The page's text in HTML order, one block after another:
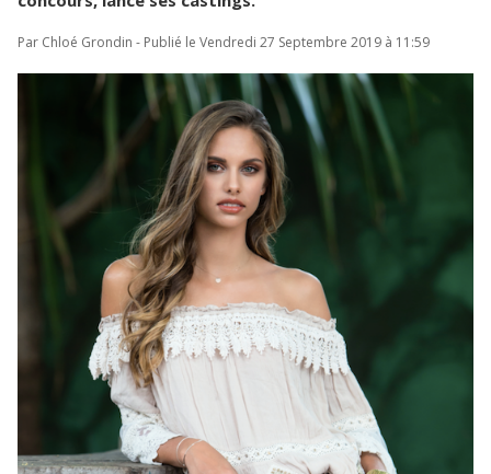
Par Chloé Grondin - Publié le Vendredi 27 Septembre 2019 à 11:59